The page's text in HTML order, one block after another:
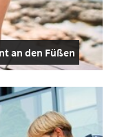
an den Füßen